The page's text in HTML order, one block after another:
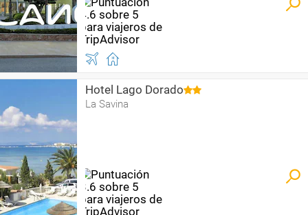
Hotel Lago Dorado
La Savina